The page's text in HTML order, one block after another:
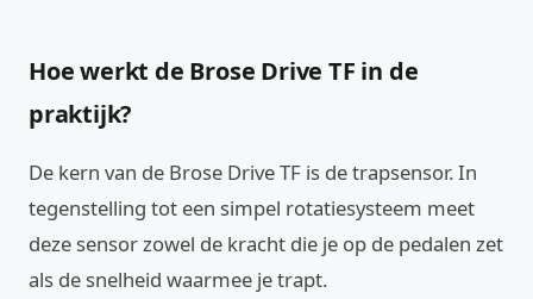
Hoe werkt de Brose Drive TF in de
praktijk?
De kern van de Brose Drive TF is de trapsensor. In
tegenstelling tot een simpel rotatiesysteem meet
deze sensor zowel de kracht die je op de pedalen zet
als de snelheid waarmee je trapt.